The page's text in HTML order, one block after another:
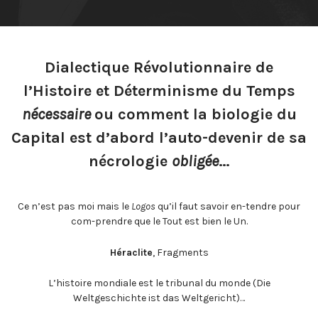
Dialectique Révolutionnaire de
l’Histoire et Déterminisme du Temps
nécessaireou comment la biologie du
Capital est d’abord l’auto-devenir de sa
nécrologie obligée…
Ce n’est pas moi mais le Logos qu’il faut savoir en-tendre pour
com-prendre que le Tout est bien le Un.
Héraclite, Fragments
L’histoire mondiale est le tribunal du monde (Die
Weltgeschichte ist das Weltgericht)…